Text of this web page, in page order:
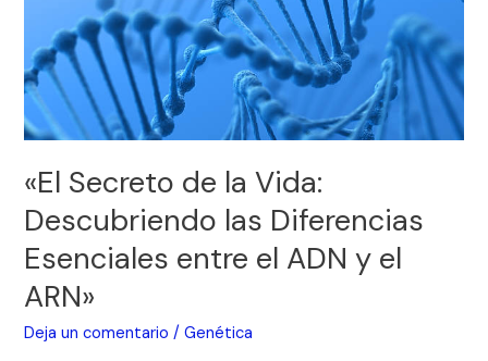
«El Secreto de la Vida:
Descubriendo las Diferencias
Esenciales entre el ADN y el
ARN»
Deja un comentario /Genética
Descubriendo
las
Diferencias
Esenciales
entre
ADN
y
el
ARN»